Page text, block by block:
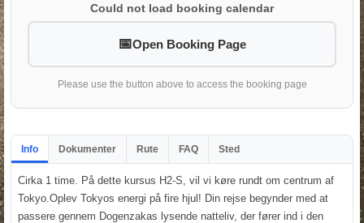
Could not load booking calendar
Open Booking Page
Please use the button above to access the booking page
Info Dokumenter Rute FAQ Sted
Cirka 1 time. På dette kursus H2-S, vil vi køre rundt om centrum af
Tokyo.Oplev Tokyos energi på fire hjul! Din rejse begynder med at
passere gennem Dogenzakas lysende natteliv, der fører ind i den